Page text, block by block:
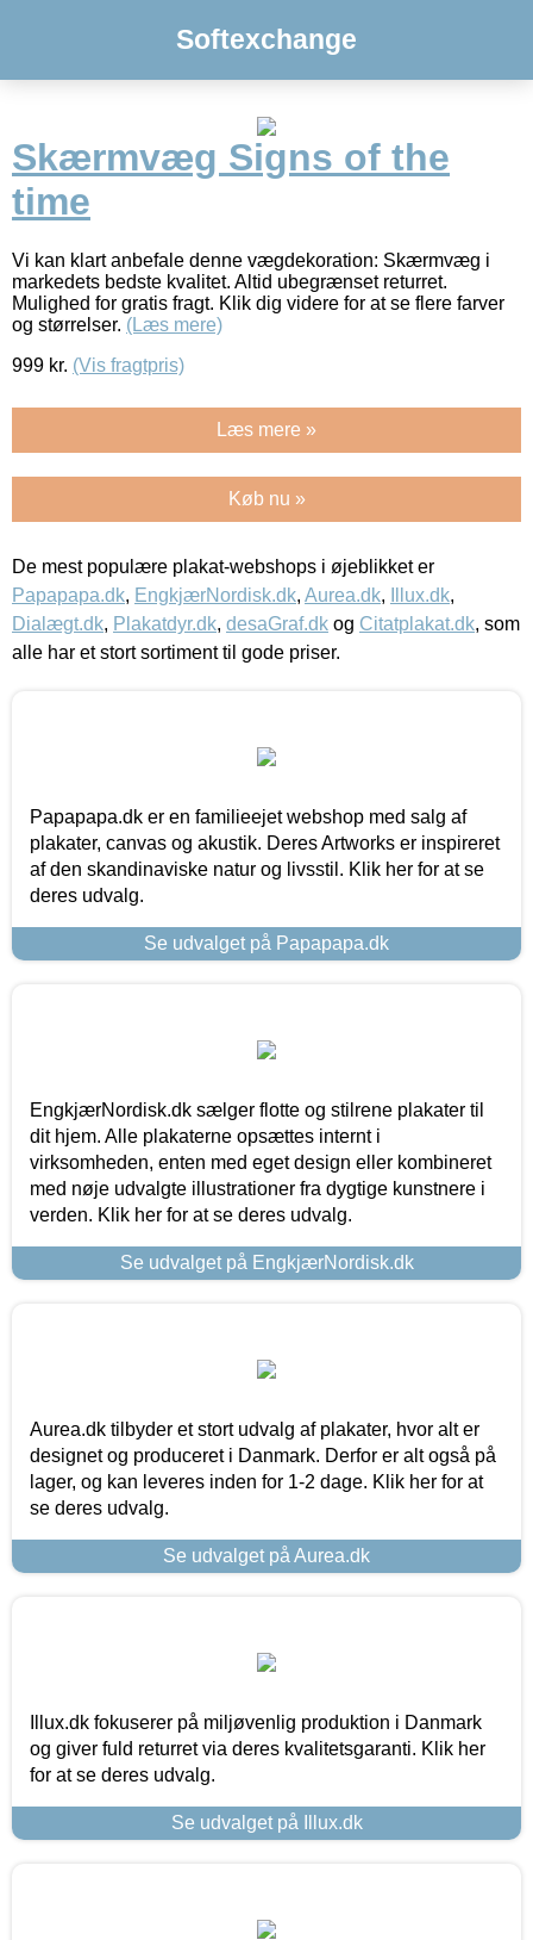
Softexchange
Skærmvæg Signs of the
time
Vi kan klart anbefale denne vægdekoration: Skærmvæg i
markedets bedste kvalitet. Altid ubegrænset returret.
Mulighed for gratis fragt. Klik dig videre for at se flere farver
og størrelser. (Læs mere)
999 kr. (Vis fragtpris)
Læs mere »
Køb nu »
De mest populære plakat-webshops i øjeblikket er
Papapapa.dk, EngkjærNordisk.dk, Aurea.dk, Illux.dk,
Dialægt.dk, Plakatdyr.dk, desaGraf.dk og Citatplakat.dk, som
alle har et stort sortiment til gode priser.
Papapapa.dk er en familieejet webshop med salg af
plakater, canvas og akustik. Deres Artworks er inspireret
af den skandinaviske natur og livsstil. Klik her for at se
deres udvalg.
Se udvalget på Papapapa.dk
EngkjærNordisk.dk sælger flotte og stilrene plakater til
dit hjem. Alle plakaterne opsættes internt i
virksomheden, enten med eget design eller kombineret
med nøje udvalgte illustrationer fra dygtige kunstnere i
verden. Klik her for at se deres udvalg.
Se udvalget på EngkjærNordisk.dk
Aurea.dk tilbyder et stort udvalg af plakater, hvor alt er
designet og produceret i Danmark. Derfor er alt også på
lager, og kan leveres inden for 1-2 dage. Klik her for at
se deres udvalg.
Se udvalget på Aurea.dk
Illux.dk fokuserer på miljøvenlig produktion i Danmark
og giver fuld returret via deres kvalitetsgaranti. Klik her
for at se deres udvalg.
Se udvalget på Illux.dk